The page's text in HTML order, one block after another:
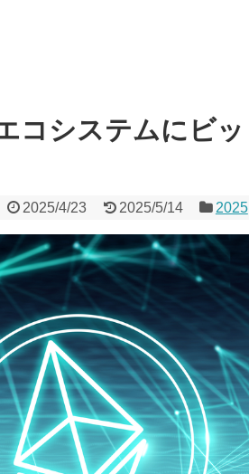
コシステムにビッ
2025/4/23 2025/5/14 2025